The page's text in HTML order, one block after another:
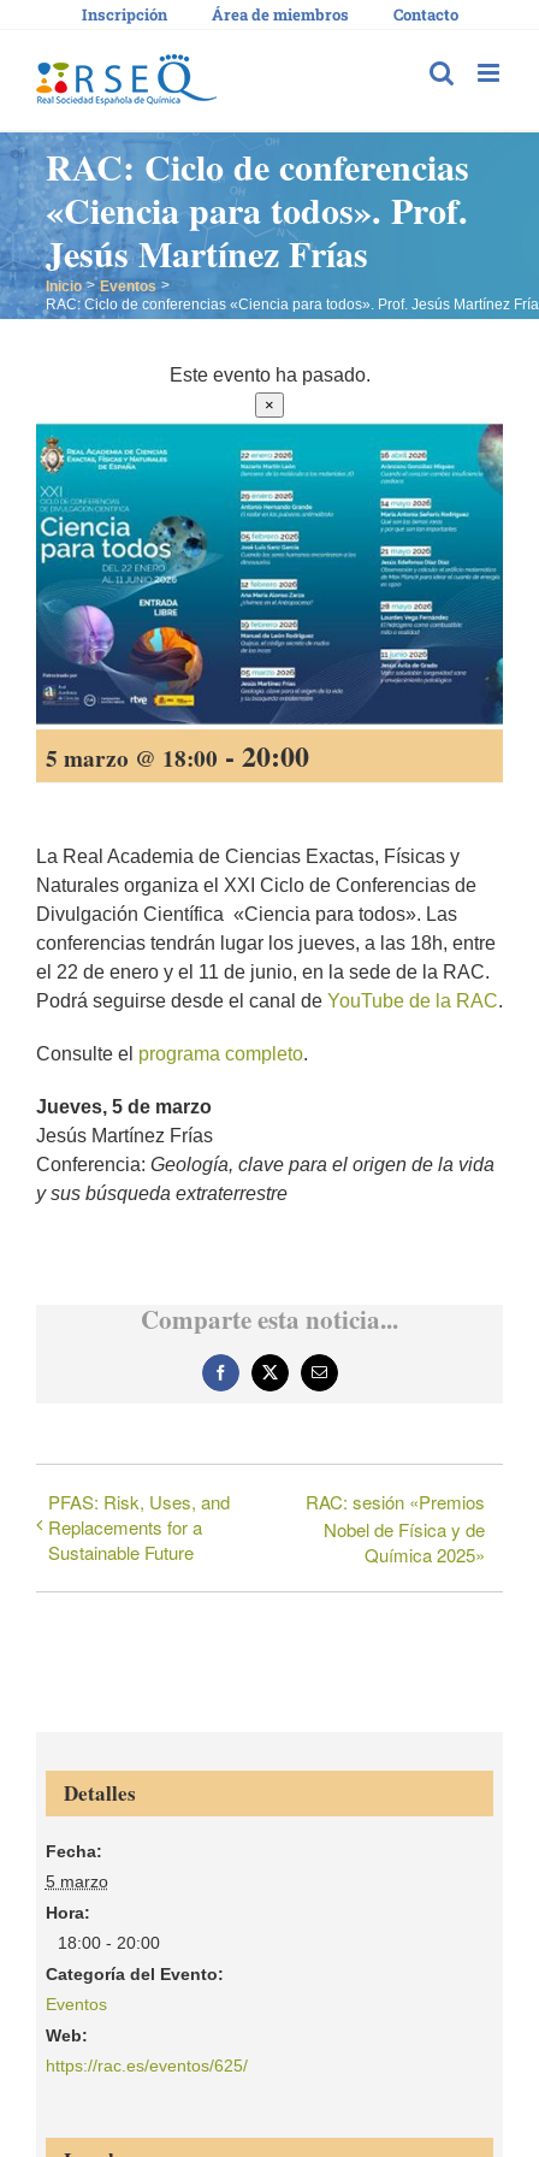
contenido
Inscripción Área de miembros Contacto
RAC: Ciclo de conferencias
«Ciencia para todos». Prof.
Jesús Martínez Frías
Inicio
Eventos
RAC: Ciclo de conferencias «Ciencia para todos». Prof. Jesús Martínez
Este evento ha pasado.
×
5 marzo @ 18:00 - 20:00
La Real Academia de Ciencias Exactas, Físicas y
Naturales organiza el XXI Ciclo de Conferencias de
Divulgación Científica «Ciencia para todos». Las
conferencias tendrán lugar los jueves, a las 18h, entre
el 22 de enero y el 11 de junio, en la sede de la RAC.
Podrá seguirse desde el canal de YouTube de la RAC.
Consulte el programa completo.
Jueves, 5 de marzo
Jesús Martínez Frías
Conferencia: Geología, clave para el origen de la vida
y sus búsqueda extraterrestre
Comparte esta noticia...
Facebook
X
Correo
electrónico
PFAS: Risk, Uses, and
Replacements for a
Sustainable Future
RAC: sesión «Premios
Nobel de Física y de
Química 2025»
Detalles
Fecha:
5 marzo
Hora:
18:00 - 20:00
Categoría del Evento:
Eventos
Web:
https://rac.es/eventos/625/